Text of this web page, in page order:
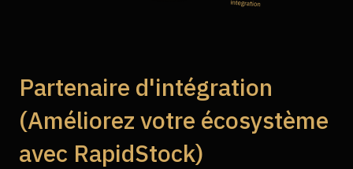
Partenaire d'intégration
(Améliorez votre écosystème
avec RapidStock)